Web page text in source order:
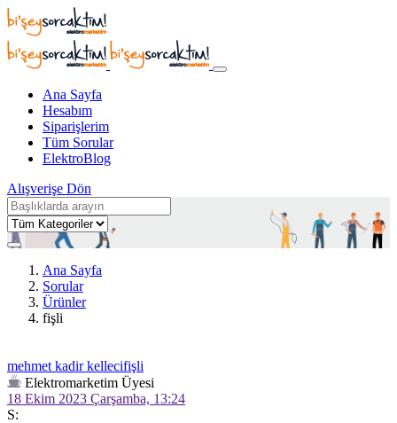
Ana Sayfa
Hesabım
Siparişlerim
Tüm Sorular
ElektroBlog
Alışverişe Dön
Ana Sayfa
Sorular
Ürünler
fişli
mehmet kadir kellecifişli
Elektromarketim Üyesi
18 Ekim 2023 Çarşamba, 13:24
S: